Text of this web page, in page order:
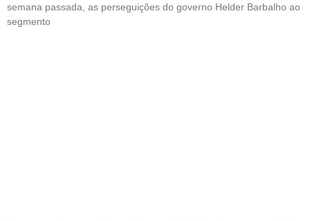
semana passada, as perseguições do governo Helder Barbalho ao
segmento